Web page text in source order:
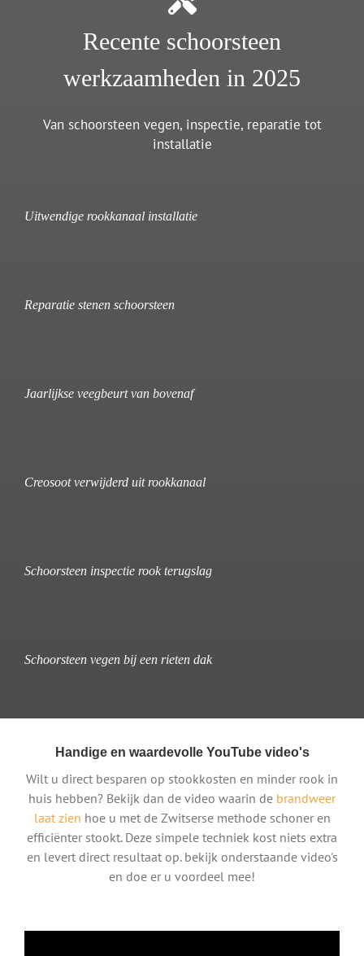
Recente schoorsteen
werkzaamheden in 2025
Van schoorsteen vegen, inspectie, reparatie tot
installatie
Uitwendige rookkanaal installatie
Reparatie stenen schoorsteen
Jaarlijkse veegbeurt van bovenaf
Creosoot verwijderd uit rookkanaal
Schoorsteen inspectie rook terugslag
Schoorsteen vegen bij een rieten dak
Handige en waardevolle YouTube video's
Wilt u direct besparen op stookkosten en minder rook in
huis hebben? Bekijk dan de video waarin de brandweer
laat zien hoe u met de Zwitserse methode schoner en
efficiënter stookt. Deze simpele techniek kost niets extra
en levert direct resultaat op. bekijk onderstaande video's
en doe er u voordeel mee!